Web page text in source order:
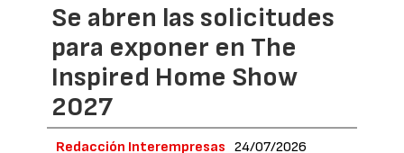
Se abren las solicitudes
para exponer en The
Inspired Home Show
2027
Redacción Interempresas 24/07/2026